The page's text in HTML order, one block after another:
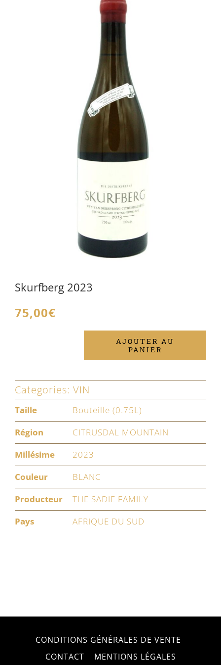
ACCESSOIRES
Skurfberg 2023
75,00€
Skurfberg
AJOUTER AU
PANIER
Categories: VIN
Taille
Bouteille (0.75L)
Région
CITRUSDAL MOUNTAIN
Millésime
2023
Couleur
BLANC
Producteur
THE SADIE FAMILY
Pays
AFRIQUE DU SUD
CONDITIONS GÉNÉRALES DE VENTE
CONTACT
MENTIONS LÉGALES